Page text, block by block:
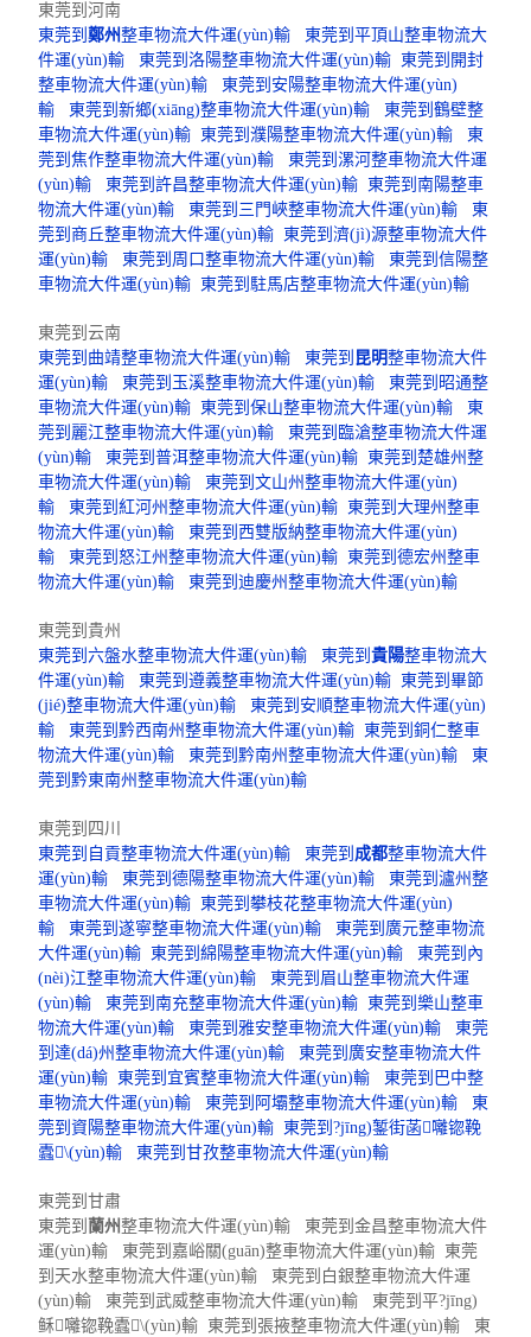
東莞到河南
東莞到鄭州整車物流大件運(yùn)輸
東莞到平頂山整車物流大
件運(yùn)輸
東莞到洛陽整車物流大件運(yùn)輸 東莞到開封
整車物流大件運(yùn)輸
東莞到安陽整車物流大件運(yùn)
輸
東莞到新鄉(xiāng)整車物流大件運(yùn)輸
東莞到鶴壁整
車物流大件運(yùn)輸 東莞到濮陽整車物流大件運(yùn)輸
東
莞到焦作整車物流大件運(yùn)輸
東莞到漯河整車物流大件運
(yùn)輸
東莞到許昌整車物流大件運(yùn)輸 東莞到南陽整車
物流大件運(yùn)輸
東莞到三門峽整車物流大件運(yùn)輸
東
莞到商丘整車物流大件運(yùn)輸 東莞到濟(jì)源整車物流大件
運(yùn)輸
東莞到周口整車物流大件運(yùn)輸
東莞到信陽整
車物流大件運(yùn)輸 東莞到駐馬店整車物流大件運(yùn)輸
東莞到云南
東莞到曲靖整車物流大件運(yùn)輸 東莞到 昆明整車物流大件
運(yùn)輸
東莞到玉溪整車物流大件運(yùn)輸
東莞到昭通整
車物流大件運(yùn)輸 東莞到保山整車物流大件運(yùn)輸
東
莞到麗江整車物流大件運(yùn)輸
東莞到臨滄整車物流大件運
(yùn)輸
東莞到普洱整車物流大件運(yùn)輸 東莞到楚雄州整
車物流大件運(yùn)輸
東莞到文山州整車物流大件運(yùn)
輸
東莞到紅河州整車物流大件運(yùn)輸 東莞到大理州整車
物流大件運(yùn)輸
東莞到西雙版納整車物流大件運(yùn)
輸
東莞到怒江州整車物流大件運(yùn)輸 東莞到德宏州整車
物流大件運(yùn)輸
東莞到迪慶州整車物流大件運(yùn)輸
東莞到貴州
東莞到六盤水整車物流大件運(yùn)輸 東莞到貴陽整車物流大
件運(yùn)輸
東莞到遵義整車物流大件運(yùn)輸 東莞到畢節
(jié)整車物流大件運(yùn)輸
東莞到安順整車物流大件運(yùn)
輸
東莞到黔西南州整車物流大件運(yùn)輸 東莞到銅仁整車
物流大件運(yùn)輸
東莞到黔南州整車物流大件運(yùn)輸
東
莞到黔東南州整車物流大件運(yùn)輸
東莞到四川
東莞到自貢整車物流大件運(yùn)輸 東莞到 成都整車物流大件
運(yùn)輸
東莞到德陽整車物流大件運(yùn)輸
東莞到瀘州整
車物流大件運(yùn)輸 東莞到攀枝花整車物流大件運(yùn)
輸
東莞到遂寧整車物流大件運(yùn)輸
東莞到廣元整車物流
大件運(yùn)輸 東莞到綿陽整車物流大件運(yùn)輸
東莞到內
(nèi)江整車物流大件運(yùn)輸
東莞到眉山整車物流大件運
(yùn)輸
東莞到南充整車物流大件運(yùn)輸 東莞到樂山整車
物流大件運(yùn)輸
東莞到雅安整車物流大件運(yùn)輸
東莞
到達(dá)州整車物流大件運(yùn)輸
東莞到廣安整車物流大件
運(yùn)輸 東莞到宜賓整車物流大件運(yùn)輸
東莞到巴中整
車物流大件運(yùn)輸
東莞到阿壩整車物流大件運(yùn)輸
東
莞到資陽整車物流大件運(yùn)輸 東莞到?jīng)錾街菡囄锪鞔
蠹\(yùn)輸
東莞到甘孜整車物流大件運(yùn)輸
東莞到甘肅
東莞到 蘭州整車物流大件運(yùn)輸 東莞到金昌整車物流大件
運(yùn)輸 東莞到嘉峪關(guān)整車物流大件運(yùn)輸 東莞
到天水整車物流大件運(yùn)輸 東莞到白銀整車物流大件運
(yùn)輸 東莞到武威整車物流大件運(yùn)輸 東莞到平?jīng)
稣囄锪鞔蠹\(yùn)輸 東莞到張掖整車物流大件運(yùn)輸 東